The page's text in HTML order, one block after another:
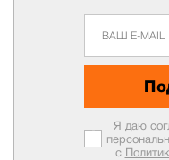
Я даю
с